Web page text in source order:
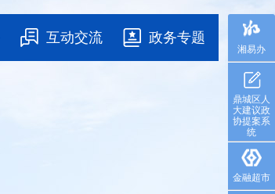
互动交流 政务专题
湘易办
鼎城区人
大建议政
协提案系
统
金融超市